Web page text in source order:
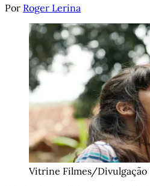
Por Roger Lerina
Vitrine Filmes/Divulgação